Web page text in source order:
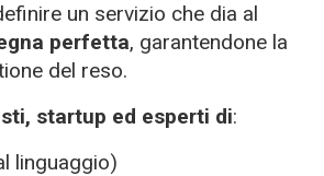
un servizio che dia al
perfetta, garantendone la
del reso.
startup ed esperti di:
linguaggio)